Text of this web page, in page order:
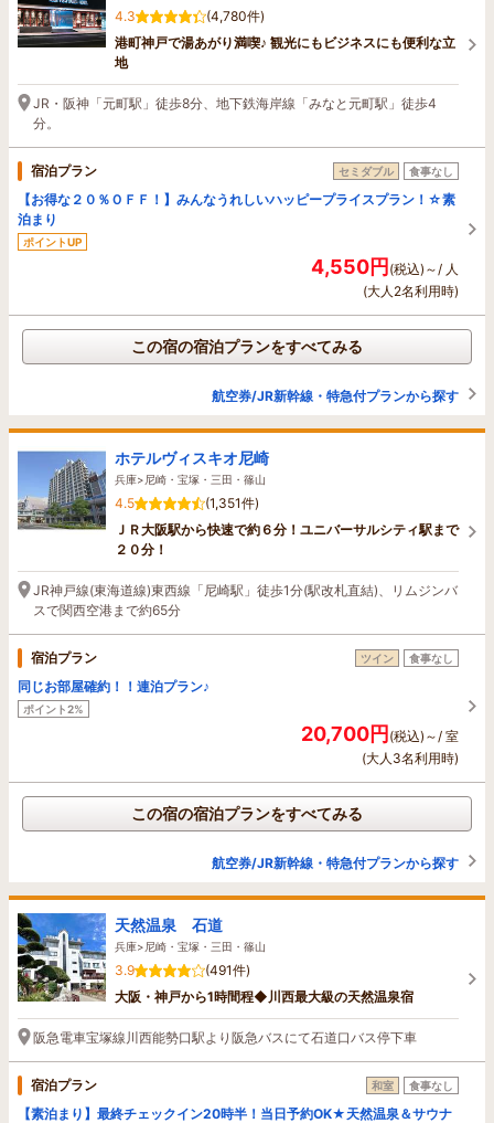
4.3
(4,780件)
港町神戸で湯あがり満喫♪ 観光にもビジネスにも便利な立
地
JR・阪神「元町駅」徒歩8分、地下鉄海岸線「みなと元町駅」徒歩4
分。
宿泊プラン セミダブル 食事なし
【お得な２０％ＯＦＦ！】みんなうれしいハッピープライスプラン！☆素
泊まり
ポイントUP
4,550円(税込)～/ 人
(大人2名利用時)
この宿の宿泊プランをすべてみる
航空券/JR新幹線・特急付プランから探す
ホテルヴィスキオ尼崎
兵庫>尼崎・宝塚・三田・篠山
4.5
(1,351件)
ＪＲ大阪駅から快速で約６分！ユニバーサルシティ駅まで
２０分！
JR神戸線(東海道線)東西線「尼崎駅」徒歩1分(駅改札直結)、リムジンバ
スで関西空港まで約65分
宿泊プラン ツイン 食事なし
同じお部屋確約！！連泊プラン♪
ポイント2%
20,700円(税込)～/ 室
(大人3名利用時)
この宿の宿泊プランをすべてみる
航空券/JR新幹線・特急付プランから探す
天然温泉 石道
兵庫>尼崎・宝塚・三田・篠山
3.9
(491件)
大阪・神戸から1時間程◆川西最大級の天然温泉宿
阪急電車宝塚線川西能勢口駅より阪急バスにて石道口バス停下車
宿泊プラン 和室 食事なし
【素泊まり】最終チェックイン20時半！当日予約OK★天然温泉＆サウナ